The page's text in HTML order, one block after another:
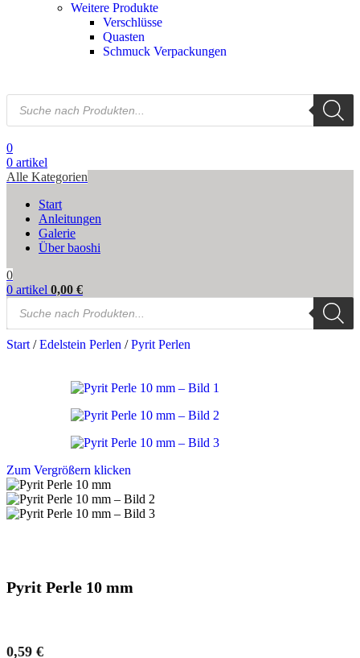
Weitere Produkte
Verschlüsse
Quasten
Schmuck Verpackungen
0
0 artikel
Alle Kategorien
Start
Anleitungen
Galerie
Über baoshi
0
0 artikel 0,00 €
Start / Edelstein Perlen / Pyrit Perlen
Zum Vergrößern klicken
Pyrit Perle 10 mm
0,59 €